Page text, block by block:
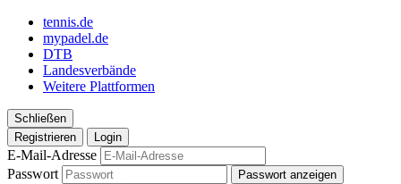
tennis.de
mypadel.de
DTB
Landesverbände
Weitere Plattformen
Schließen
Registrieren
Login
E-Mail-Adresse
Passwort
Passwort anzeigen